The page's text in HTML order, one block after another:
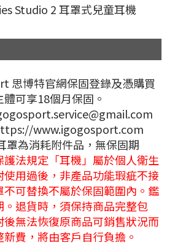
Studio 2 耳罩式兒童耳機
思博特官網保固登錄及憑購買
可享18個月保固。
www.igogosport.com
罩為消耗附件品，無保固期
法規定「耳機」屬於個人衛生
使用過後，非產品功能瑕疵不接
不可替換不屬於保固範圍內。鑑
。退貨時，須保持商品完整包
後無法恢復原商品可銷售狀況而
費，將由客戶自行負擔。